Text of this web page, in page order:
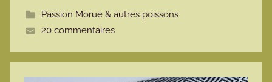
t
e
Passion Morue & autres poissons
20 commentaires